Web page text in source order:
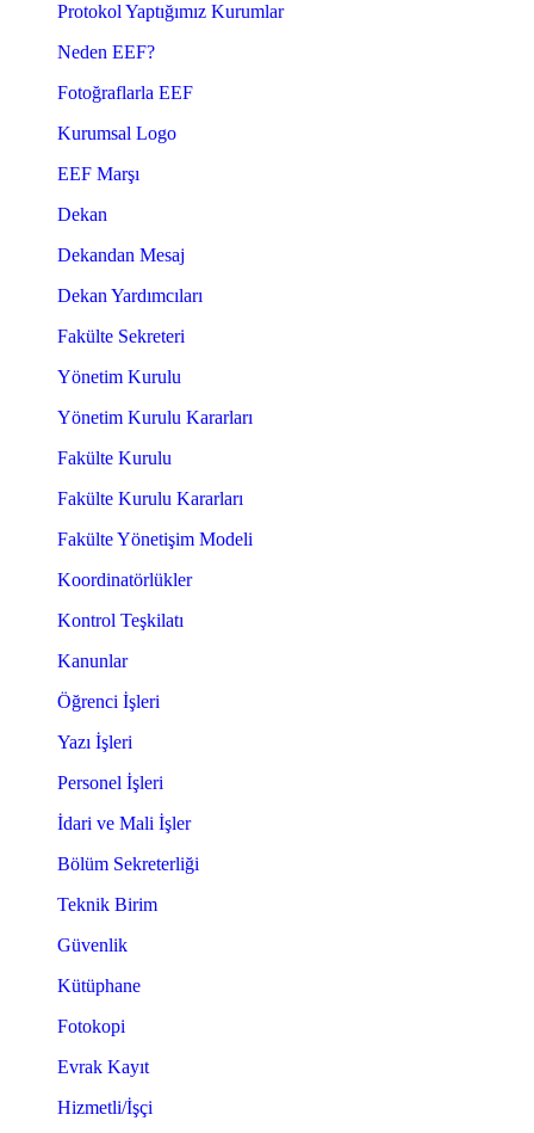
Protokol Yaptığımız Kurumlar
Neden EEF?
Fotoğraflarla EEF
Kurumsal Logo
EEF Marşı
Dekan
Dekandan Mesaj
Dekan Yardımcıları
Fakülte Sekreteri
Yönetim Kurulu
Yönetim Kurulu Kararları
Fakülte Kurulu
Fakülte Kurulu Kararları
Fakülte Yönetişim Modeli
Koordinatörlükler
Kontrol Teşkilatı
Kanunlar
Öğrenci İşleri
Yazı İşleri
Personel İşleri
İdari ve Mali İşler
Bölüm Sekreterliği
Teknik Birim
Güvenlik
Kütüphane
Fotokopi
Evrak Kayıt
Hizmetli/İşçi